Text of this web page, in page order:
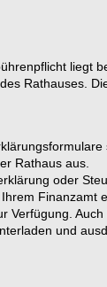
liegt
Rathauses.
Rathaus aus.
oder
Finanzamt
Verfügung.
und